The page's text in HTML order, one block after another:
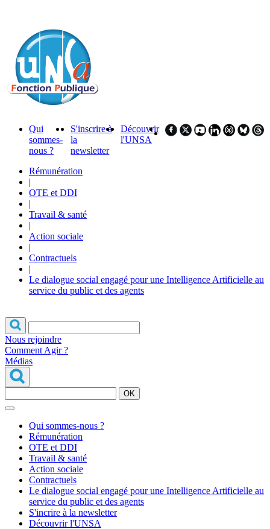
Qui
sommes-
nous ?
S'inscrire à
la
newsletter
Découvrir
l'UNSA
Rémunération
|
OTE et DDI
|
Travail & santé
|
Action sociale
|
Contractuels
|
Le dialogue social engagé pour une Intelligence Artificielle au
service du public et des agents
Nous rejoindre
Comment Agir ?
Médias
OK
Qui sommes-nous ?
Rémunération
OTE et DDI
Travail & santé
Action sociale
Contractuels
Le dialogue social engagé pour une Intelligence Artificielle au
service du public et des agents
S'incrire à la newsletter
Découvrir l'UNSA